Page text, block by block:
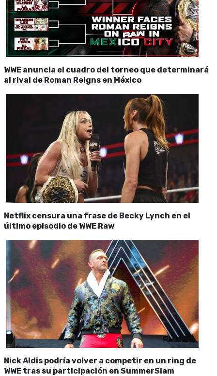
WWE anuncia el cuadro del torneo que determinará
al rival de Roman Reigns en México
Netflix censura una frase de Becky Lynch en el
último episodio de WWE Raw
Nick Aldis podría volver a competir en un ring de
WWE tras su participación en SummerSlam